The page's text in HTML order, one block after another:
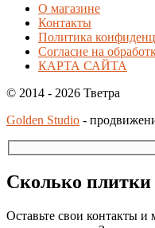
О магазине
Контакты
Политика
Согласие на
КАРТА САЙТА
© 2014 - 2026 Тветра
Golden Studio -
Сколько плитки
Оставьте свои контакты